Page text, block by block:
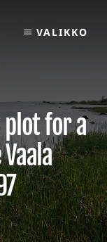
VALIKKO
for a